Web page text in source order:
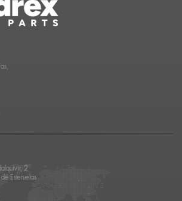
2
Esteruelas